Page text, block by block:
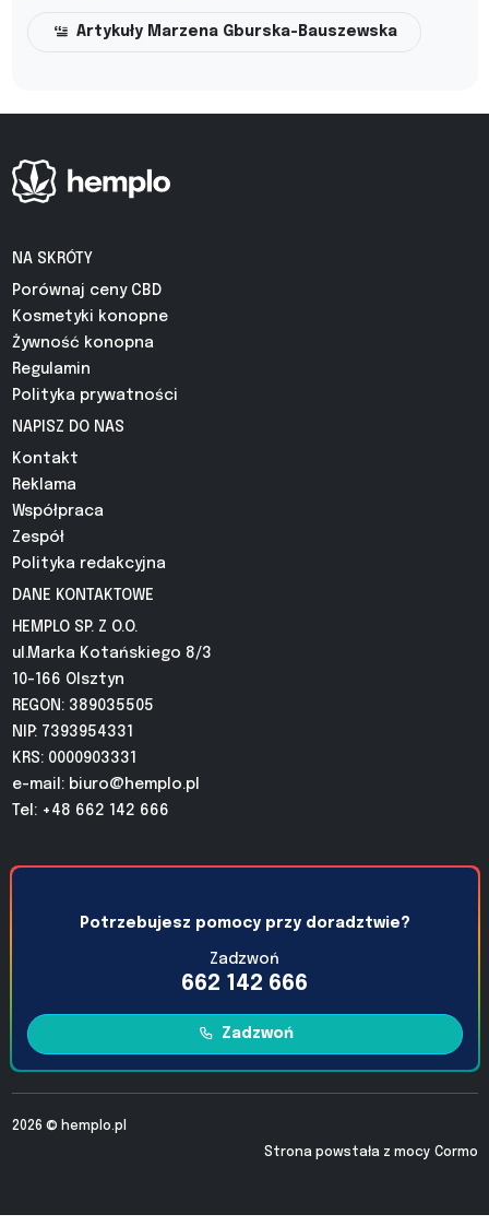
Artykuły Marzena Gburska-Bauszewska
NA SKRÓTY
Porównaj ceny CBD
Kosmetyki konopne
Żywność konopna
Regulamin
Polityka prywatności
NAPISZ DO NAS
Kontakt
Reklama
Współpraca
Zespół
Polityka redakcyjna
DANE KONTAKTOWE
HEMPLO SP. Z O.O.
ul.Marka Kotańskiego 8/3
10-166 Olsztyn
REGON: 389035505
NIP: 7393954331
KRS: 0000903331
e-mail: biuro@hemplo.pl
Tel: +48 662 142 666
Potrzebujesz pomocy przy doradztwie?
Zadzwoń
662 142 666
Zadzwoń
2026 © hemplo.pl
Strona powstała z mocy Cormo